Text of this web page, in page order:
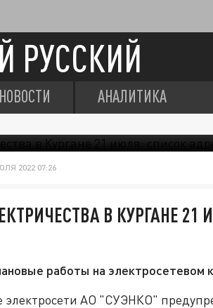
РУССКИЙ
НОВОСТИ АНАЛИТИКА
2022 07:26
В КУРГАНЕ 21
работы на электросетевом
электросети АО "СУЭНКО"